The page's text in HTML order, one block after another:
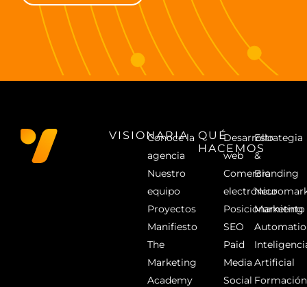
VISIONARIA
Conoce la
agencia
Nuestro
equipo
Proyectos
Manifiesto
The
Marketing
Academy
QUÉ
HACEMOS
Desarrollo
web
Comercio
electrónico
Posicionamiento
SEO
Paid
Media
Social
Estrategia
&
Branding
Marketing
Artificial
Formación